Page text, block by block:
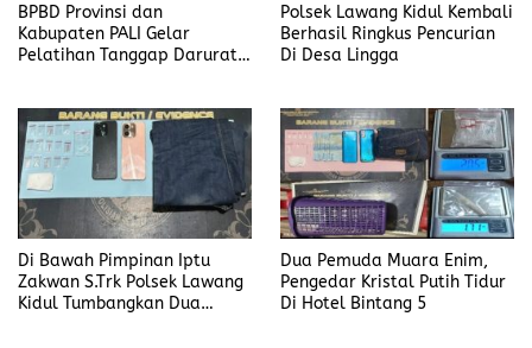
BPBD Provinsi dan
Kabupaten PALI Gelar
Pelatihan Tanggap Darurat
Polsek Lawang Kidul Kembali
Berhasil Ringkus Pencurian
Di Desa Lingga
Di Bawah Pimpinan Iptu
Zakwan S.Trk Polsek Lawang
Kidul Tumbangkan Dua
Dua Pemuda Muara Enim,
Pengedar Kristal Putih Tidur
Di Hotel Bintang 5